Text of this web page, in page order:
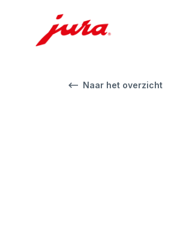
Naar het overzicht